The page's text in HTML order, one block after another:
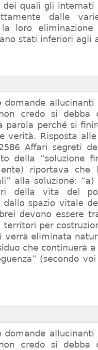
dei quali gli
dalle
loro eliminazione
stati inferiori agli
domande
credo si debba
parola perché si
verità. Risposta
Affari segreti
della “soluzione
riportava che
alla soluzione:
della vita del
spazio vitale
devono essere
territori per
verrà eliminata
che continuerà
(secondo
domande
credo si debba